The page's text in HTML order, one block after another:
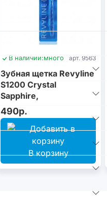
В наличии:много арт. 9563
Зубная щетка Revyline
S1200 Crystal
Sapphire,
монопучковая
490р.
В корзину